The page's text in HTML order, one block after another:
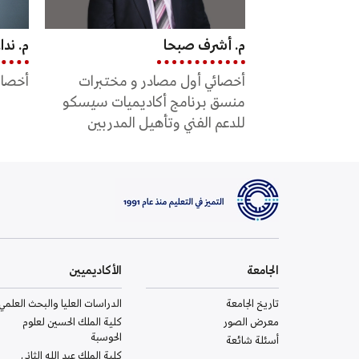
م. نداء الظاهر
أخصائي أول جودة و تطوير أكاديمي
الجامعة
تاريخ الجامعة
معرض الصور
أسئلة شائعة
الأكاديميين
الدراسات العليا والبحث
كلية الملك الحسين لعلوم
الحوسبة